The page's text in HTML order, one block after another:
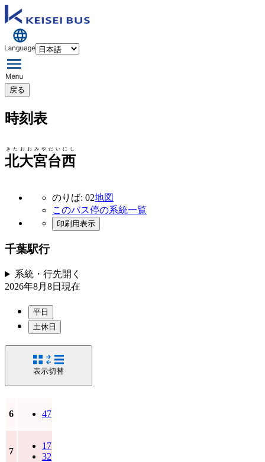
戻る
時刻表
北大宮台西
きたおおみやだいにし
のりば: 02地図
このバス停の系統一覧
印刷用表示
千葉駅行
系統・行先開く
2026年8月8日 現在
平日
土休日
表示切替
6 47
7
17
32